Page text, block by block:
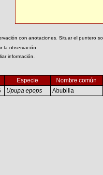
con anotaciones. Situar el puntero
la observación.
información.
Especie Nombre común
Upupa epops Abubilla